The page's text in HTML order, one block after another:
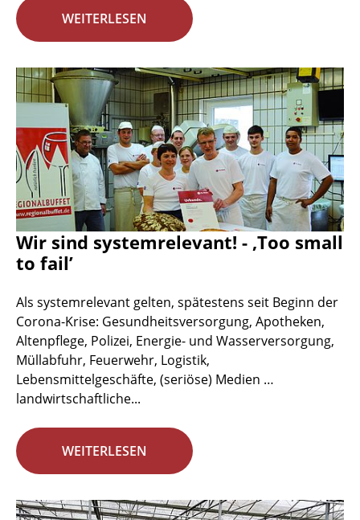
WEITERLESEN
Wir sind systemrelevant! - ‚Too small
to fail’
Als systemrelevant gelten, spätestens seit Beginn der
Corona-Krise: Gesundheitsversorgung, Apotheken,
Altenpflege, Polizei, Energie- und Wasserversorgung,
Müllabfuhr, Feuerwehr, Logistik,
Lebensmittelgeschäfte, (seriöse) Medien …
landwirtschaftliche...
WEITERLESEN